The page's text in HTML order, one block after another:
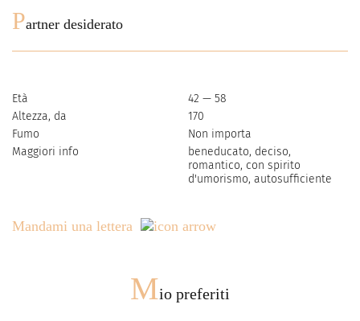
Partner desiderato
Età
42 — 58
Altezza, da
170
Fumo
Non importa
Maggiori info
beneducato, deciso,
romantico, con spirito
d'umorismo, autosufficiente
Mandami una lettera
Mio preferiti